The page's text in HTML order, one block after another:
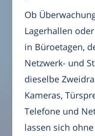
Ob
Lagerhallen
in Büroetagen,
Netzwerk- und
dieselbe
Kameras,
Telefone und
lassen sich